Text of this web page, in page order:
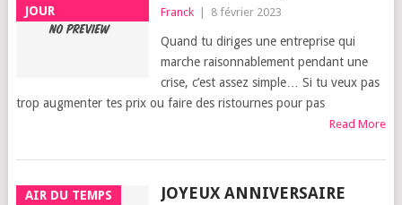
JOUR
Franck 8 février 2023
Quand tu diriges une entre­prise qui
marche rai­son­na­ble­ment pen­dant une
crise, c’est assez simple… Si tu veux pas
trop aug­men­ter tes prix ou faire des ris­tournes pour pas
Read More
AIR DU TEMPS JOYEUX ANNIVERSAIRE